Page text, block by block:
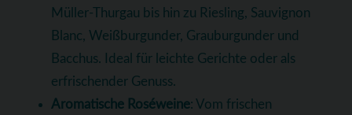
Müller-Thurgau bis hin zu Riesling, Sauvignon
Blanc, Weißburgunder, Grauburgunder und
Bacchus. Ideal für leichte Gerichte oder als
erfrischender Genuss.
Aromatische Roséweine: Vom frischen